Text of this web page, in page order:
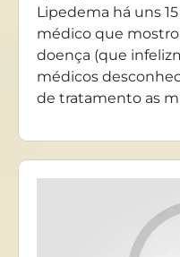
Lipedema há uns
médico que
doença (que
médicos
de tratamento as